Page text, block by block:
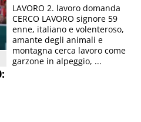
LAVORO 2. lavoro domanda
CERCO LAVORO signore 59
enne, italiano e volenteroso,
amante degli animali e
montagna cerca lavoro come
garzone in alpeggio, ...